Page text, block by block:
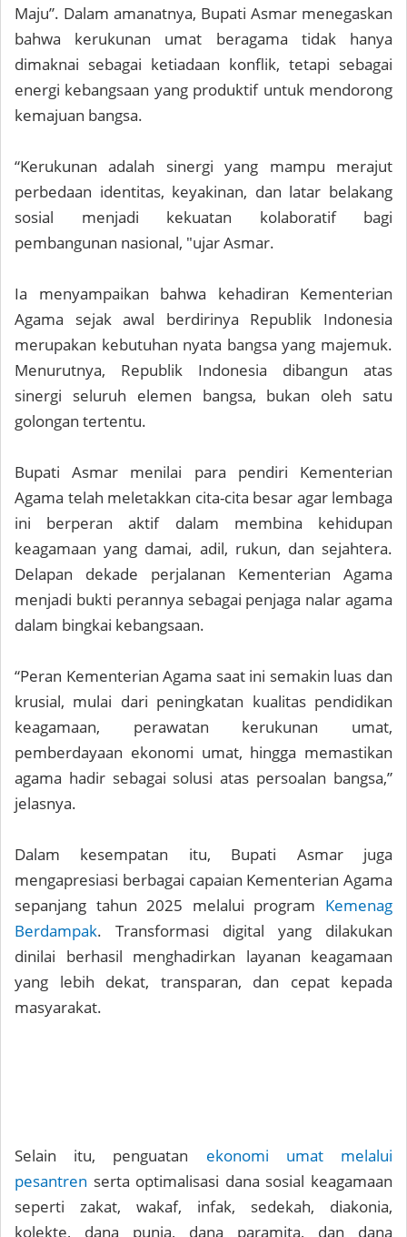
Maju”. Dalam amanatnya, Bupati Asmar menegaskan
bahwa kerukunan umat beragama tidak hanya
dimaknai sebagai ketiadaan konflik, tetapi sebagai
energi kebangsaan yang produktif untuk mendorong
kemajuan bangsa.
“Kerukunan adalah sinergi yang mampu merajut
perbedaan identitas, keyakinan, dan latar belakang
sosial menjadi kekuatan kolaboratif bagi
pembangunan nasional, "ujar Asmar.
Ia menyampaikan bahwa kehadiran Kementerian
Agama sejak awal berdirinya Republik Indonesia
merupakan kebutuhan nyata bangsa yang majemuk.
Menurutnya, Republik Indonesia dibangun atas
sinergi seluruh elemen bangsa, bukan oleh satu
golongan tertentu.
Bupati Asmar menilai para pendiri Kementerian
Agama telah meletakkan cita-cita besar agar lembaga
ini berperan aktif dalam membina kehidupan
keagamaan yang damai, adil, rukun, dan sejahtera.
Delapan dekade perjalanan Kementerian Agama
menjadi bukti perannya sebagai penjaga nalar agama
dalam bingkai kebangsaan.
“Peran Kementerian Agama saat ini semakin luas dan
krusial, mulai dari peningkatan kualitas pendidikan
keagamaan, perawatan kerukunan umat,
pemberdayaan ekonomi umat, hingga memastikan
agama hadir sebagai solusi atas persoalan bangsa,”
jelasnya.
Dalam kesempatan itu, Bupati Asmar juga
mengapresiasi berbagai capaian Kementerian Agama
sepanjang tahun 2025 melalui program Kemenag
Berdampak. Transformasi digital yang dilakukan
dinilai berhasil menghadirkan layanan keagamaan
yang lebih dekat, transparan, dan cepat kepada
masyarakat.
Selain itu, penguatan ekonomi umat melalui
pesantren serta optimalisasi dana sosial keagamaan
seperti zakat, wakaf, infak, sedekah, diakonia,
kolekte, dana punia, dana paramita, dan dana